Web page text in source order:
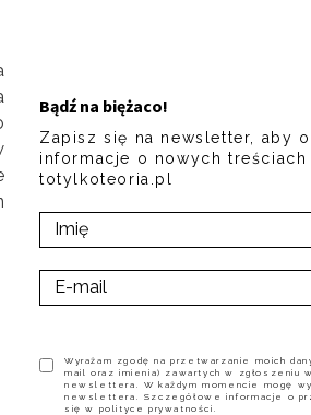
Bądź na biężaco!
Zapisz się na newsletter, aby
informacje o nowych treściach
totylkoteoria.pl
Wyrażam zgodę na przetwarzanie moich
mail oraz imienia) zawartych w zgłoszeniu
newslettera. W każdym momencie mogę
newslettera. Szczegółowe informacje o
się w polityce prywatności.